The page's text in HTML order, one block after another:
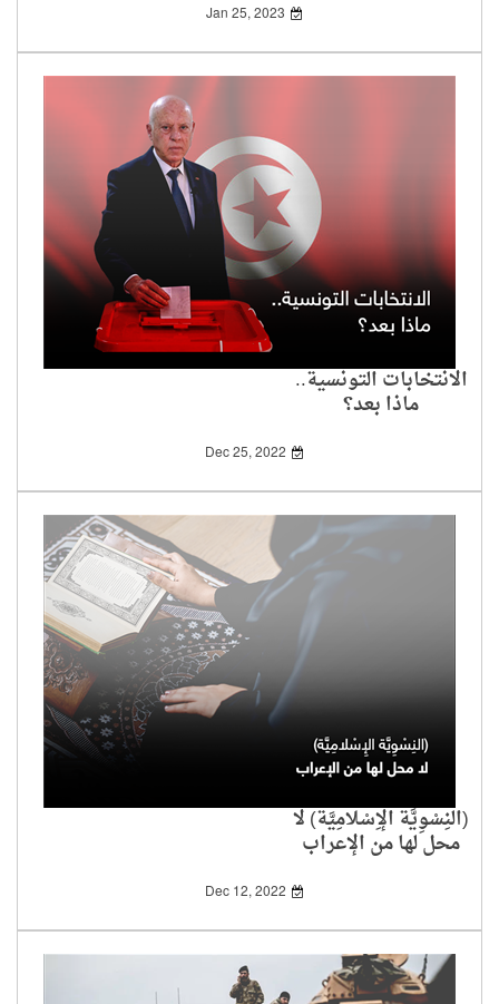
Jan 25, 2023
الانتخابات التونسية..
ماذا بعد؟
Dec 25, 2022
(النِسْوِيَّة الإِسْلامِيَّة) لا
محل لها من الإعراب
Dec 12, 2022